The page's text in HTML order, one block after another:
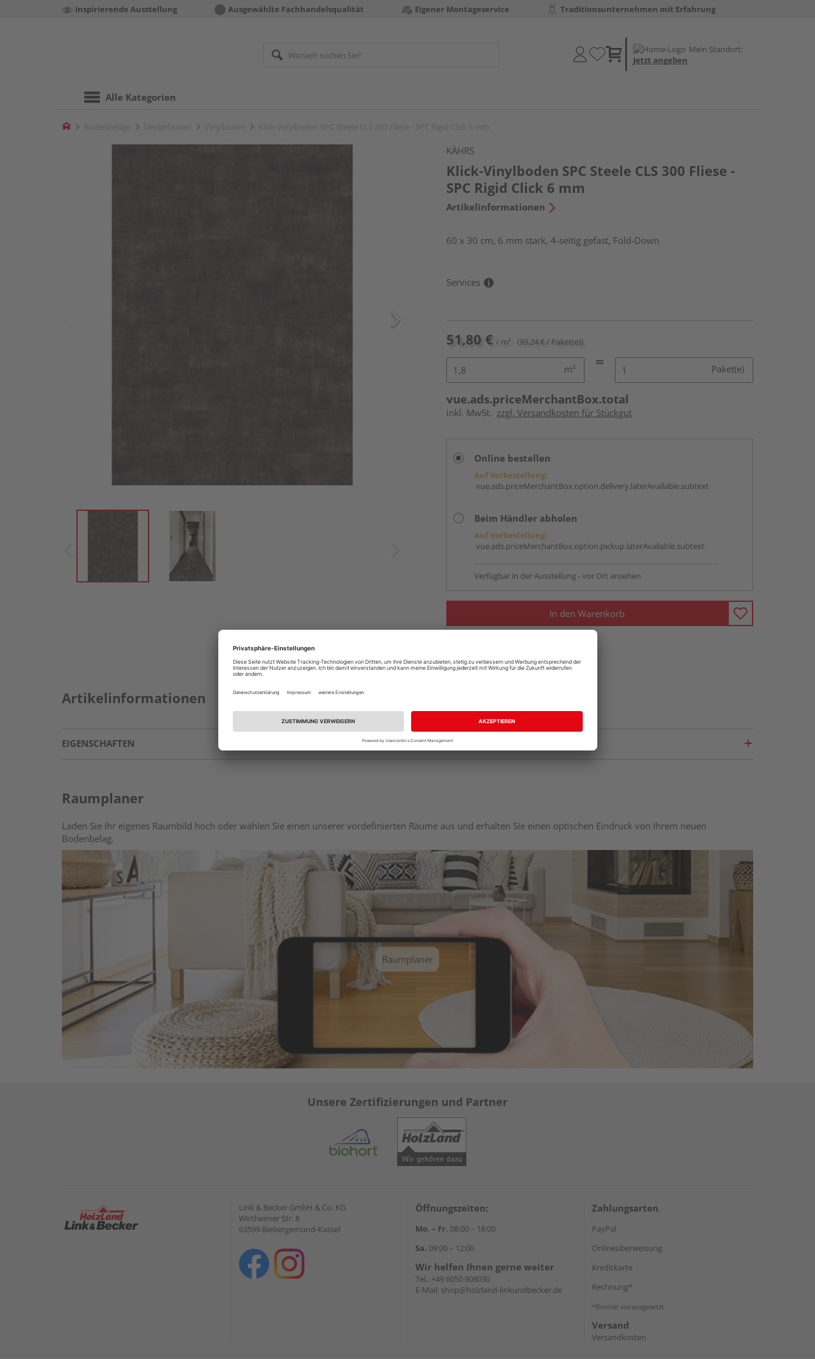
Inspirierende Ausstellung Ausgewählte Fachhandelsqualität Eigener Montageservice Traditionsunternehmen mit Erfahrung
Mein Standort:
Jetzt angeben
Alle Kategorien
Home
KÄHRS
Klick-Vinylboden SPC Steele CLS 300 Fliese -
SPC Rigid Click 6 mm
Artikelinformationen
60 x 30 cm, 6 mm stark, 4-seitig gefast, Fold-Down
Services
51,80 € / m² (93,24 € / Paket(e))
m² Paket(e)
vue.ads.priceMerchantBox.total
inkl. MwSt. zzgl. Versandkosten für Stückgut
Online bestellen
Auf Vorbestellung:
vue.ads.priceMerchantBox.option.delivery.laterAvailable.subtext
Beim Händler abholen
Auf Vorbestellung:
vue.ads.priceMerchantBox.option.pickup.laterAvailable.subtext
Verfügbar in der Ausstellung - vor Ort ansehen.
In den Warenkorb
Artikelinformationen
EIGENSCHAFTEN
Raumplaner
Laden Sie Ihr eigenes Raumbild hoch oder wählen Sie einen unserer vordefinierten Räume aus und erhalten Sie einen optischen Eindruck von Ihrem neuen
Bodenbelag.
Raumplaner
Unsere Zertifizierungen und Partner
Link & Becker GmbH & Co. KG
Wirtheimer Str. 8
63599 Biebergemünd-Kassel
Öffnungszeiten:
Mo. – Fr. 08:00 – 18:00
Sa. 09:00 – 12:00
Wir helfen Ihnen gerne weiter
Tel.: +49 6050 908030
E-Mail: shop@holzland-linkundbecker.de
Zahlungsarten
PayPal
Onlineüberweisung
Kreditkarte
Rechnung*
*Bonität vorausgesetzt
Versand
Versandkosten